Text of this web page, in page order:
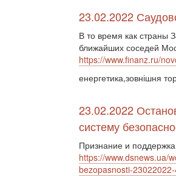
23.02.2022
В то время как страны
ближайших соседей
https://www.finanz.ru/
енергетика,зовнішня
23.02.2022
систему
Признание и
https://www.dsnews.ua/
bezopasnosti-